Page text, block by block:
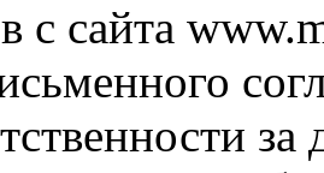
с сайта